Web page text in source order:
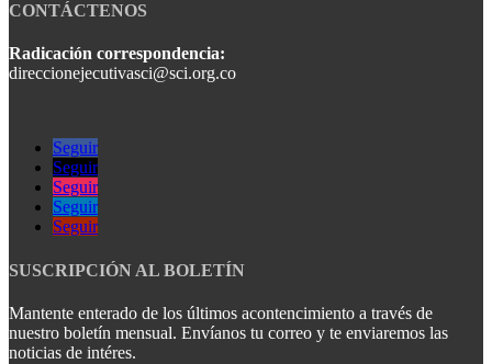
CONTÁCTENOS
Radicación correspondencia:
direccionejecutivasci@sci.org.co
Seguir
Seguir
Seguir
Seguir
Seguir
SUSCRIPCIÓN AL BOLETÍN
Mantente enterado de los últimos acontencimiento a través de
nuestro boletín mensual. Envíanos tu correo y te enviaremos las
noticias de intéres.